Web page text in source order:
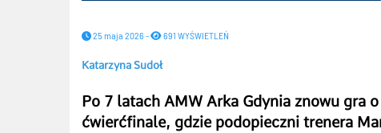
25 maja 2026 - 691 WYŚWIETLEŃ
Katarzyna Sudoł
Po 7 latach AMW Arka Gdynia znowu gra
ćwierćfinale, gdzie podopieczni trenera